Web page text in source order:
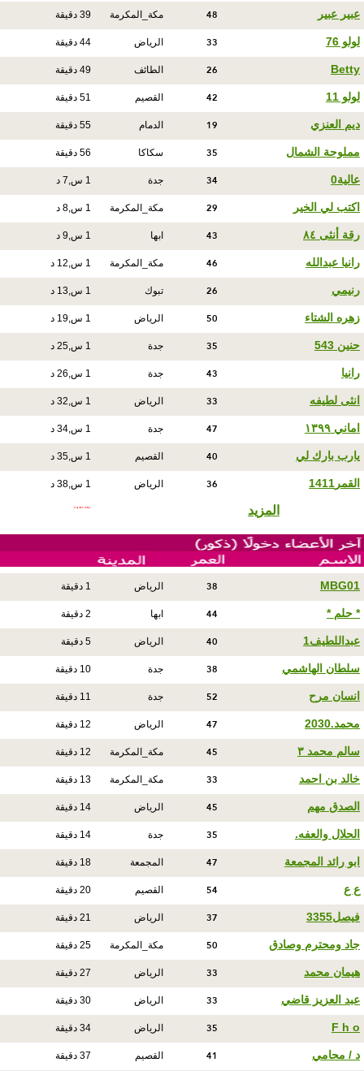
عبير عبير 48 مكة_المكرمة 39 دقيقة
لولو 76 33 الرياض 44 دقيقة
Betty
26 الطائف 49 دقيقة
لولو 11 42 القصيم 51 دقيقة
ديم العنزي 19 الدمام 55 دقيقة
مملوحة الشمال 35 سكاكا 56 دقيقة
عالية0 34 جدة 1 س,7 د
اكتب لي الخير 29 مكة_المكرمة 1 س,8 د
رقة أنثى ٨٤ 43 ابها 1 س,9 د
رانيا عبدالله 46 مكة_المكرمة 1 س,12 د
رنيمي 26 تبوك 1 س,13 د
زهره الشتاء 50 الرياض 1 س,19 د
حنين 543 35 جدة 1 س,25 د
رانيا 43 جدة 1 س,26 د
انثى لطيفه 33 الرياض 1 س,32 د
اماني ١٣٩٩ 47 جدة 1 س,34 د
يارب بارك لي 40 القصيم 1 س,35 د
القمر1411 36 الرياض 1 س,38 د
المزيد
MBG01
38 الرياض 1 دقيقة
* حلم * 44 ابها 2 دقيقة
عبداللطيف1 40 الرياض 5 دقيقة
سلطان الهاشمي 38 جدة 10 دقيقة
انسان مرح 52 جدة 11 دقيقة
محمد.2030 47 الرياض 12 دقيقة
سالم محمد ٣ 45 مكة_المكرمة 12 دقيقة
خالد بن احمد 33 مكة_المكرمة 13 دقيقة
الصدق مهم 45 الرياض 14 دقيقة
الحلال والعفه. 35 جدة 14 دقيقة
ابو رائد المجمعة 47 المجمعة 18 دقيقة
ع ع 54 القصيم 20 دقيقة
فيصل3355 37 الرياض 21 دقيقة
جاد ومحترم وصادق 50 مكة_المكرمة 25 دقيقة
هيمان محمد 33 الرياض 27 دقيقة
عبد العزيز قاضي 33 الرياض 30 دقيقة
F h o
35 الرياض 34 دقيقة
د / محامي 41 القصيم 37 دقيقة